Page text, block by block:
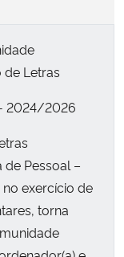
Letras
2024/2026
Pessoal –
exercício de
torna